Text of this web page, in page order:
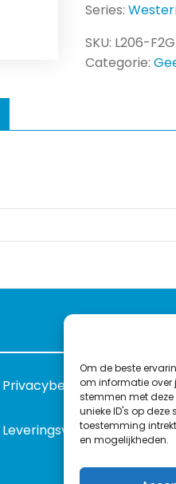
Om de beste
om informatie over
stemmen met
unieke ID's op
toestemming
en mogelijkheden.
Series:
SKU: L206-F2G
Categorie:
Privacybeleid
Leveringsvoorwaarden